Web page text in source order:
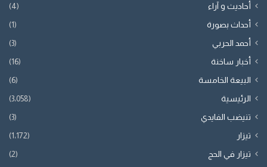
أحاديث و آراء (4)
أحداث بصورة (1)
أحمد الحربي (3)
أخبار ساخنة (16)
البيعة الخامسة (6)
الرئيسية (3٬058)
تنيضب الفايدي (3)
تيزار (1٬172)
تيزار في الحج (2)